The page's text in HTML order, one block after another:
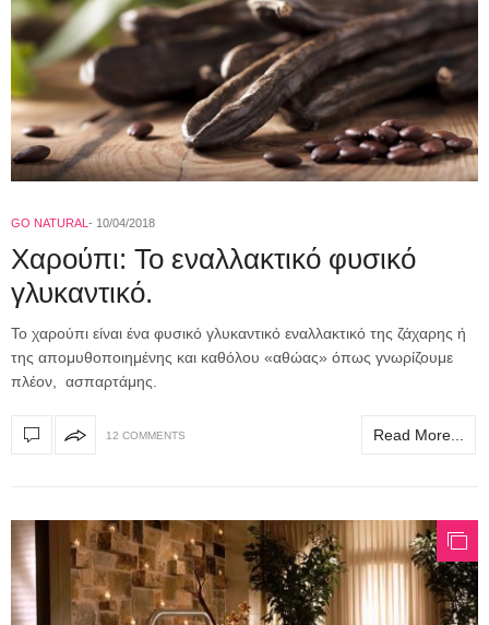
GO NATURAL 10/04/2018
Χαρούπι: Το εναλλακτικό φυσικό
γλυκαντικό.
Το χαρούπι είναι ένα φυσικό γλυκαντικό εναλλακτικό της ζάχαρης ή
της απομυθοποιημένης και καθόλου «αθώας» όπως γνωρίζουμε
πλέον, ασπαρτάμης.
12 COMMENTS Read More...